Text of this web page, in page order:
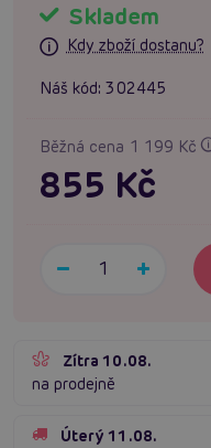
Skladem
Kdy zboží dostanu?
Náš kód: 302445
Běžná cena 1 199 Kč
855 Kč
Zítra 10.08.
na prodejně
Úterý 11.08.